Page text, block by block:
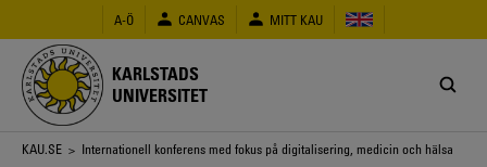
huvudinnehåll
A-Ö CANVAS MITT KAU
KARLSTADS
UNIVERSITET
Länkstig
KAU.SE > Internationell konferens med fokus på digitalisering, medicin och hälsa